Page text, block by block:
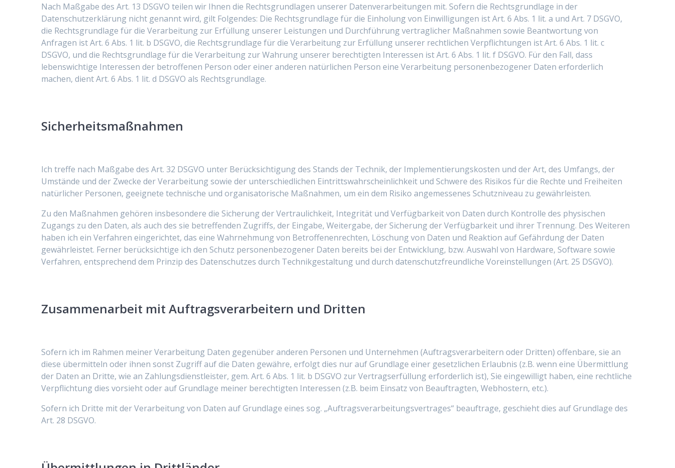
Nach Maßgabe des Art. 13 DSGVO teilen wir Ihnen die Rechtsgrundlagen unserer Datenverarbeitungen mit. Sofern die Rechtsgrundlage in der
Datenschutzerklärung nicht genannt wird, gilt Folgendes: Die Rechtsgrundlage für die Einholung von Einwilligungen ist Art. 6 Abs. 1 lit. a und Art. 7 DSGVO,
die Rechtsgrundlage für die Verarbeitung zur Erfüllung unserer Leistungen und Durchführung vertraglicher Maßnahmen sowie Beantwortung von
Anfragen ist Art. 6 Abs. 1 lit. b DSGVO, die Rechtsgrundlage für die Verarbeitung zur Erfüllung unserer rechtlichen Verpflichtungen ist Art. 6 Abs. 1 lit. c
DSGVO, und die Rechtsgrundlage für die Verarbeitung zur Wahrung unserer berechtigten Interessen ist Art. 6 Abs. 1 lit. f DSGVO. Für den Fall, dass
lebenswichtige Interessen der betroffenen Person oder einer anderen natürlichen Person eine Verarbeitung personenbezogener Daten erforderlich
machen, dient Art. 6 Abs. 1 lit. d DSGVO als Rechtsgrundlage.
Sicherheitsmaßnahmen
Ich treffe nach Maßgabe des Art. 32 DSGVO unter Berücksichtigung des Stands der Technik, der Implementierungskosten und der Art, des Umfangs, der
Umstände und der Zwecke der Verarbeitung sowie der unterschiedlichen Eintrittswahrscheinlichkeit und Schwere des Risikos für die Rechte und Freiheiten
natürlicher Personen, geeignete technische und organisatorische Maßnahmen, um ein dem Risiko angemessenes Schutzniveau zu gewährleisten.
Zu den Maßnahmen gehören insbesondere die Sicherung der Vertraulichkeit, Integrität und Verfügbarkeit von Daten durch Kontrolle des physischen
Zugangs zu den Daten, als auch des sie betreffenden Zugriffs, der Eingabe, Weitergabe, der Sicherung der Verfügbarkeit und ihrer Trennung. Des Weiteren
haben ich ein Verfahren eingerichtet, das eine Wahrnehmung von Betroffenenrechten, Löschung von Daten und Reaktion auf Gefährdung der Daten
gewährleistet. Ferner berücksichtige ich den Schutz personenbezogener Daten bereits bei der Entwicklung, bzw. Auswahl von Hardware, Software sowie
Verfahren, entsprechend dem Prinzip des Datenschutzes durch Technikgestaltung und durch datenschutzfreundliche Voreinstellungen (Art. 25 DSGVO).
Zusammenarbeit mit Auftragsverarbeitern und Dritten
Sofern ich im Rahmen meiner Verarbeitung Daten gegenüber anderen Personen und Unternehmen (Auftragsverarbeitern oder Dritten) offenbare, sie an
diese übermitteln oder ihnen sonst Zugriff auf die Daten gewähre, erfolgt dies nur auf Grundlage einer gesetzlichen Erlaubnis (z.B. wenn eine Übermittlung
der Daten an Dritte, wie an Zahlungsdienstleister, gem. Art. 6 Abs. 1 lit. b DSGVO zur Vertragserfüllung erforderlich ist), Sie eingewilligt haben, eine rechtliche
Verpflichtung dies vorsieht oder auf Grundlage meiner berechtigten Interessen (z.B. beim Einsatz von Beauftragten, Webhostern, etc.).
Sofern ich Dritte mit der Verarbeitung von Daten auf Grundlage eines sog. „Auftragsverarbeitungsvertrages“ beauftrage, geschieht dies auf Grundlage des
Art. 28 DSGVO.